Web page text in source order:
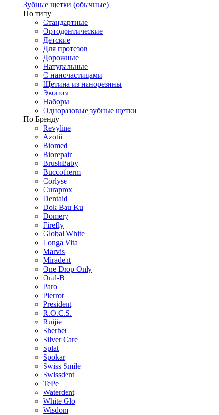
Зубные щетки (обычные)
По типу
Стандартные
Ортодонтические
Детские
Для протезов
Дорожные
Натуральные
С наночастицами
Щетина из нанорезины
Эконом
Наборы
Одноразовые зубные щетки
По Бренду
Revyline
Azotii
Biomed
Biorepair
BrushBaby
Buccotherm
Corlyse
Curaprox
Dentaid
Dok Bau Ku
Domery
Firefly
Global White
Longa Vita
Marvis
Miradent
One Drop Only
Oral-B
Paro
Pierrot
President
R.O.C.S.
Ruijie
Sherbet
Silver Care
Splat
Spokar
Swiss Smile
Swissdent
TePe
Waterdent
White Glo
Wisdom